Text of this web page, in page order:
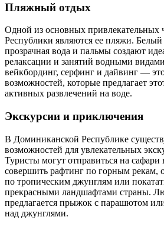
Пляжный отдых
Одной из основных привлекательных
Республики являются ее пляжи. Белый
прозрачная вода и пальмы создают
релаксации и занятий водными
вейкбординг, серфинг и дайвинг —
возможностей, которые предлагает
активных развлечений на воде.
Экскурсии и приключения
В Доминиканской Республике
возможностей для увлекательных
Туристы могут отправиться на
совершить рафтинг по горным рекам,
по тропическим джунглям или
прекрасными ландшафтами страны.
предлагается прыжок с парашютом
над джунглями.